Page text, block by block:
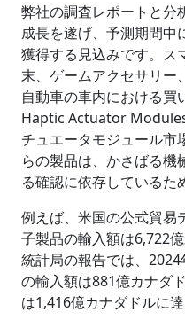
弊社の調査レポートと分
成長を遂げ、予測期間中
獲得する見込みです。ス
末、ゲームアクセサリー
自動車の車内における買
Haptic Actuator
チュエータモジュール市
らの製品は、かさばる機
る確認に依存しているた
例えば、米国の公式貿易
子製品の輸入額は6,722
統計局の報告では、
の輸入額は881億カナダ
は1,416億カナダドルに達